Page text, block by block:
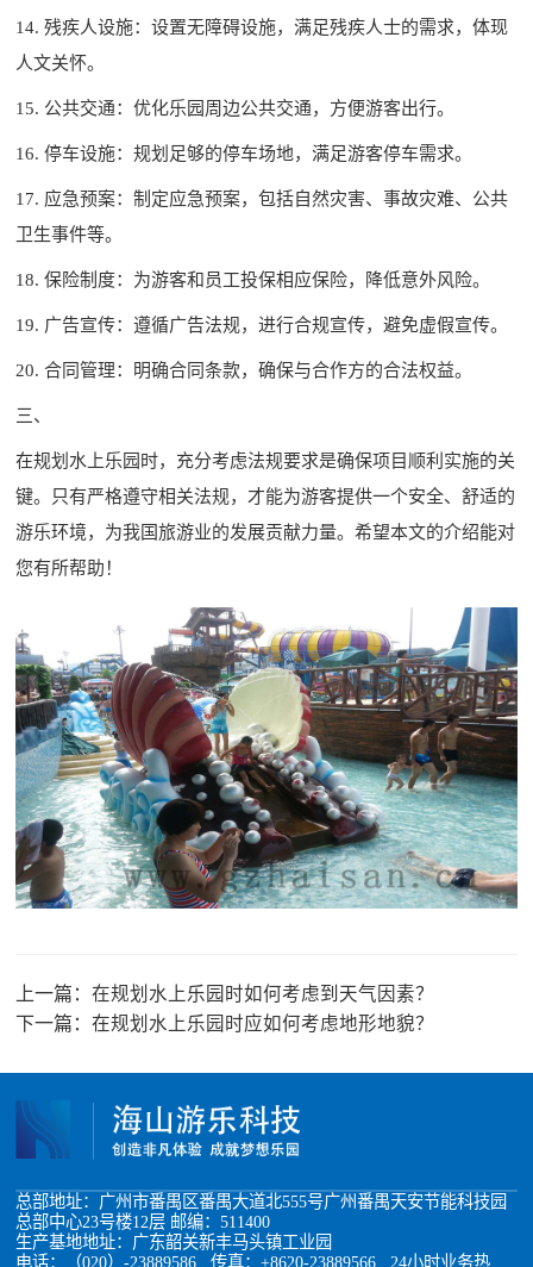
14. 残疾人设施：设置无障碍设施，满足残疾人士的需求，体现
人文关怀。
15. 公共交通：优化乐园周边公共交通，方便游客出行。
16. 停车设施：规划足够的停车场地，满足游客停车需求。
17. 应急预案：制定应急预案，包括自然灾害、事故灾难、公共
卫生事件等。
18. 保险制度：为游客和员工投保相应保险，降低意外风险。
19. 广告宣传：遵循广告法规，进行合规宣传，避免虚假宣传。
20. 合同管理：明确合同条款，确保与合作方的合法权益。
三、
在规划水上乐园时，充分考虑法规要求是确保项目顺利实施的关
键。只有严格遵守相关法规，才能为游客提供一个安全、舒适的
游乐环境，为我国旅游业的发展贡献力量。希望本文的介绍能对
您有所帮助！
上一篇：在规划水上乐园时如何考虑到天气因素？
下一篇：在规划水上乐园时应如何考虑地形地貌？
总部地址：广州市番禺区番禺大道北555号广州番禺天安节能科技园
总部中心23号楼12层 邮编：511400
生产基地地址：广东韶关新丰马头镇工业园
电话：（020）-23889586 传真：+8620-23889566 24小时业务热